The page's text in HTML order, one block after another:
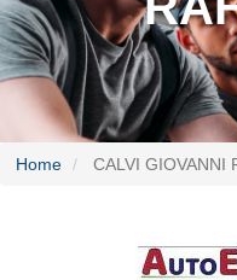
Home CALVI GIOVANNI